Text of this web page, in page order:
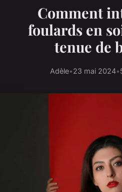
Comment
foulards en
tenue de
Adèle•23 mai 2024•